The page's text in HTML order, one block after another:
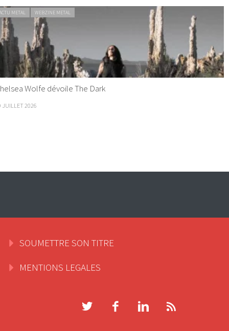
METAL WEBZINE METAL
Wolfe dévoile The Dark
JUILLET 2026
SOUMETTRE SON TITRE
MENTIONS LEGALES